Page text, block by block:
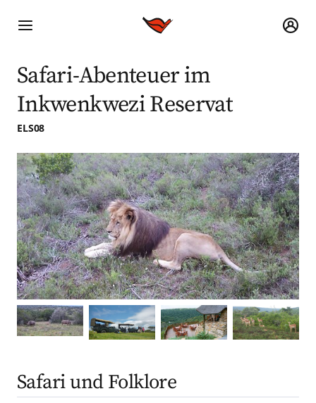
Safari-Abenteuer im
Inkwenkwezi Reservat
ELS08
Safari und Folklore